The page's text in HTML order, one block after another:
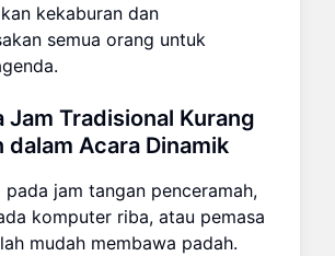
kekaburan dan
semua orang untuk
Jam Tradisional Kurang
dalam Acara Dinamik
pada jam tangan penceramah,
komputer riba, atau pemasa
mudah membawa padah.